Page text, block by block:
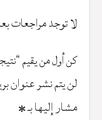
لا توجد مراجعات
كن أول من يقيم
لن يتم نشر عنوان
مشار إليها بـ*